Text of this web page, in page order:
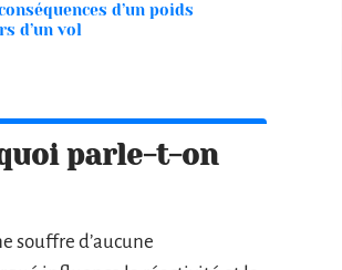
d’un poids
d’un vol
parle-t-on
souffre d’aucune